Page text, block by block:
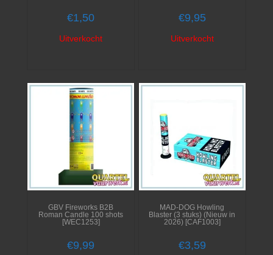
€1,50
Uitverkocht
€9,95
Uitverkocht
GBV Fireworks B2B
Roman Candle 100 shots
[WEC1253]
€9,99
MAD-DOG Howling
Blaster (3 stuks) (Nieuw in
2026) [CAF1003]
€3,59